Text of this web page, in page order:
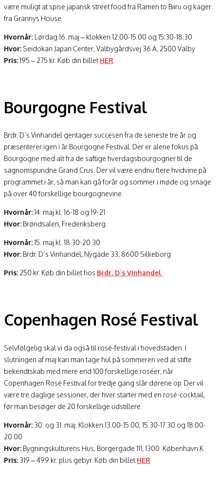
være muligt at spise japansk street food fra Ramen to Biiru og kager
fra Grannys House.
Hvornår: Lørdag 16. maj – klokken 12.00-15.00 og 15:30-18:30
Hvor: Seidokan Japan Center, Valbygårdsvej 36 A, 2500 Valby
Pris:195 – 275 kr. Køb din billetHER
Bourgogne Festival
Brdr. D’s Vinhandel gentager succesen fra de seneste tre år og
præsenterer igen i år Bourgogne Festival. Der er alene fokus på
Bourgogne med alt fra de saftige hverdagsbourgogner til de
sagnomspundne Grand Crus. Der vil være endnu flere hvidvine på
programmet i år, så man kan gå forår og sommer i møde og smage
på over 40 forskellige bourgognevine.
Hvornår:14. maj kl. 16-18 og 19-21
Hvor: Brøndsalen, Frederiksberg
Hvornår:15. maj kl. 18.30-20.30
Hvor: Brdr. D´s Vinhandel, Nygade 33, 8600 Silkeborg
Pris: 250 kr. Køb din billet hos Brdr. D´s Vinhandel
Copenhagen Rosé Festival
Selvfølgelig skal vi da også til rosé-festival i hovedstaden. I
slutningen af maj kan man tage hul på sommeren ved at stifte
bekendtskab med mere end 100 forskellige roséer, når
Copenhagen Rosé Festival for tredje gang slår dørene op. Der vil
være tre daglige sessioner, der hver starter med en rosé-cocktail,
før man besøger de 20 forskellige udstillere.
Hvornår: 30. og 31. maj. Klokken 13.00-15.00, 15.30-17.30 og 18.00-
20.00
Hvor: Bygningskulturens Hus, Borgergade 111, 1300 København K
Pris: 319 – 499 kr. plus gebyr. Køb din billetHER